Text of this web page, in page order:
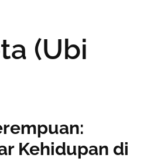
(Ubi
Kehidupan di